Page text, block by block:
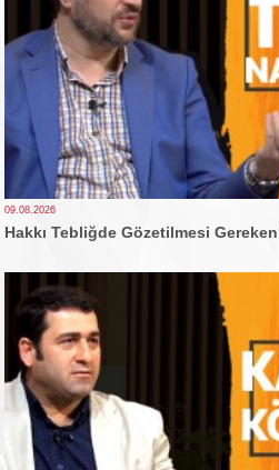
09.08.2026
Hakkı Tebliğde Gözetilmesi